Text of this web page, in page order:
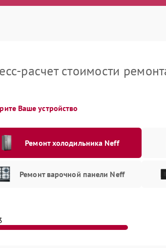
расчет стоимости
Ваше устройство
Ремонт холодильника Neff
Ремонт варочной панели Neff